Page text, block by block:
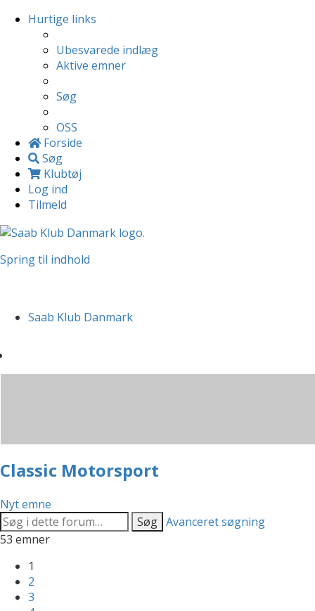
Hurtige links
Ubesvarede indlæg
Aktive emner
Søg
OSS
Forside
Søg
Klubtøj
Log ind
Tilmeld
Spring til indhold
Saab Klub Danmark
Classic Motorsport
Nyt emne
Søg Avanceret søgning
53 emner
1
2
3